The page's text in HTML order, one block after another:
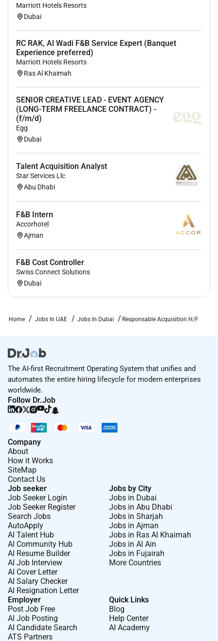
concret sur le CA.
Vous savez dmontrer des rsultats concrets :
baisse de CPL hausse des leads scaling russi.
Comptences:
Vous matrisez les plateformes : Meta Ads
YouTube Ads Google Ads.
Vous avez une bonne comprhension des outils
dautomatisation (type Hubspot
Vous tes laise avec lanalyse de donnes (Google
Sheets Looker Studio dashboards).
Savoir-tre:
Vous tes orient rsultats proactif autonome.
Vous aimez les environnements dynamiques
rapides exigeants.
Vous avez une vraie passion pour le marketing
Vous tes laise pour collaborer avec des quipes
Cette mission nest pas pour vous si :
Vous tes uniquement stratgique peu dans
loprationnel.
Vous navez jamais travaill avec des tunnels de
vente digitaux.
concrets sur la gnration de leads qualifis ou le
scaling de campagnes.
Modalits :
Contrat : Freelance - long terme - 100% tltravail
Temps de travail : minimum 80%
Dmarrage souhait : fin juin / dbut juillet
Pourquoi nous rejoindre
Une marque inspirante une vision puissante :
rejoindre Max Piccinini cest contribuer
directement une mission qui change des vies.
Marriott Hotels Resorts
Dubai
RC RAK, Al Wadi F&B Service Expert (Banquet
Experience preferred)
Marriott Hotels Resorts
Ras Al Khaimah
SENIOR CREATIVE LEAD - EVENT AGENCY
(LONG-TERM FREELANCE CONTRACT) -
(f/m/d)
Egg
Dubai
Talent Acquisition Analyst
Star Services Llc
Abu Dhabi
F&B Intern
Accorhotel
Ajman
F&B Cost Controller
Swiss Connect Solutions
Dubai
Home Jobs In UAE Jobs In Dubai Responsable Acquisition H/F
The AI-first Recruitment Operating System that unifies and
automates the entire hiring lifecycle for modern enterprises
worldwide.
Follow Dr.Job
Company
About
How it Works
SiteMap
Contact Us
Job seeker
Job Seeker Login
Job Seeker Register
Search Jobs
AutoApply
AI Talent Hub
AI Community Hub
AI Resume Builder
AI Job Interview
AI Cover Letter
AI Salary Checker
AI Resignation Letter
Jobs by City
Jobs in Dubai
Jobs in Abu Dhabi
Jobs in Sharjah
Jobs in Ajman
Jobs in Ras Al Khaimah
Jobs in Al Ain
Jobs in Fujairah
More Countries
Employer
Post Job Free
AI Job Posting
AI Candidate Search
ATS Partners
Quick Links
Blog
Help Center
AI Academy